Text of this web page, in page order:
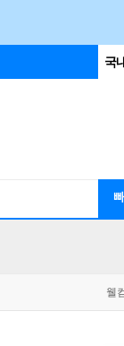
국
웰